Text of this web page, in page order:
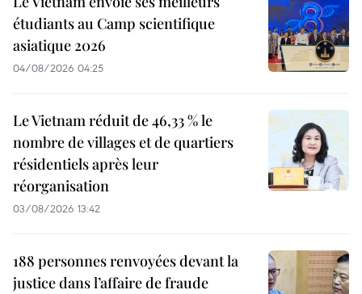
étudiants au Camp scientifique
asiatique 2026
04/08/2026 04:25
Le Vietnam réduit de 46,33 % le
nombre de villages et de quartiers
résidentiels après leur
réorganisation
03/08/2026 13:42
188 personnes renvoyées devant la
justice dans l’affaire de fraude